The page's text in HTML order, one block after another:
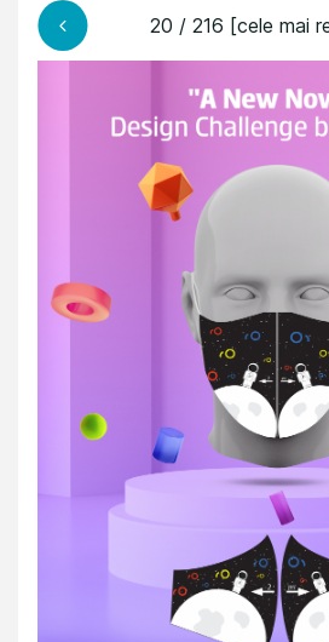
20 / 216 [cele mai